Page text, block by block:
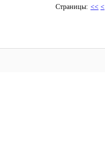
Страницы: << <